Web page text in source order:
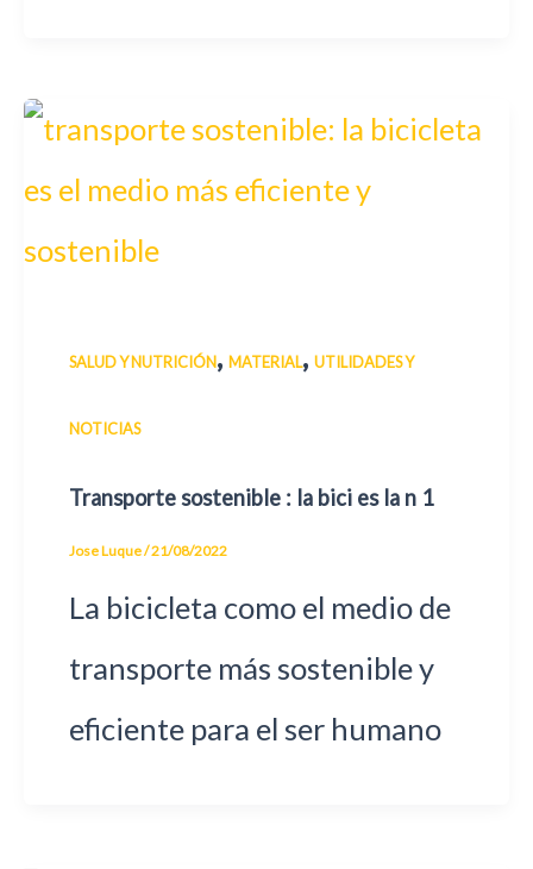
SALUD Y NUTRICIÓN,MATERIAL,UTILIDADES Y
NOTICIAS
Transporte sostenible : la bici es la n 1
Jose Luque/21/08/2022
La bicicleta como el medio de
transporte más sostenible y
eficiente para el ser humano